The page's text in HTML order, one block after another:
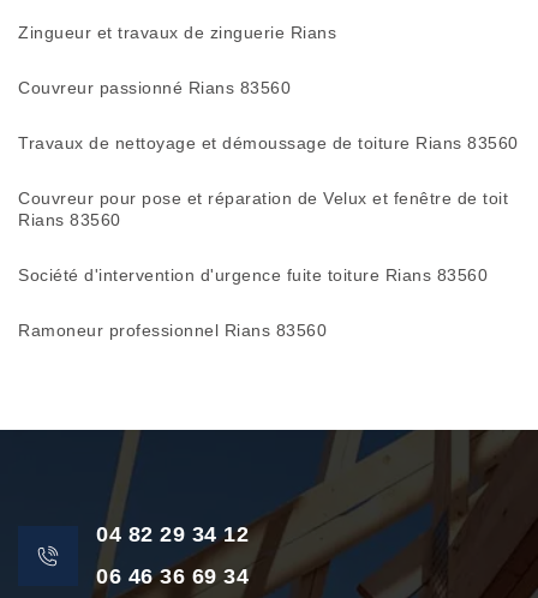
Zingueur et travaux de zinguerie Rians
Couvreur passionné Rians 83560
Travaux de nettoyage et démoussage de toiture Rians 83560
Couvreur pour pose et réparation de Velux et fenêtre de toit
Rians 83560
Société d'intervention d'urgence fuite toiture Rians 83560
Ramoneur professionnel Rians 83560
04 82 29 34 12
06 46 36 69 34